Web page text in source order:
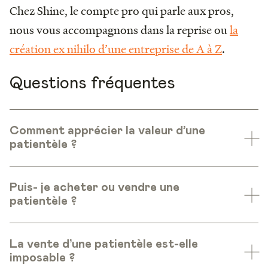
Chez Shine, le compte pro qui parle aux pros,
nous vous accompagnons dans la reprise oula
création ex nihilo d’une entreprise de A à Z.
Questions fréquentes
Comment apprécier la valeur d’une
patientèle ?
Puis- je acheter ou vendre une
patientèle ?
La vente d’une patientèle est-elle
imposable ?